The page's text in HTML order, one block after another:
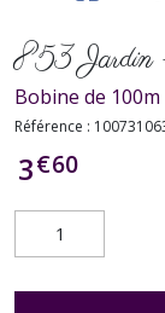
853 Jardin
Bobine de 100m
Référence :
3€60